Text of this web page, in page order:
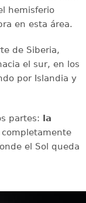
hemisferio
en esta área.
de Siberia,
el sur, en los
por Islandia y
partes: la
el Sol queda